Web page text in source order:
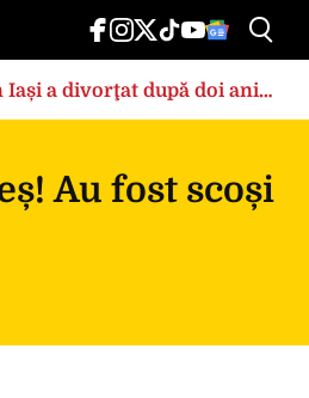
a divorţat după doi ani
Au fost scoși